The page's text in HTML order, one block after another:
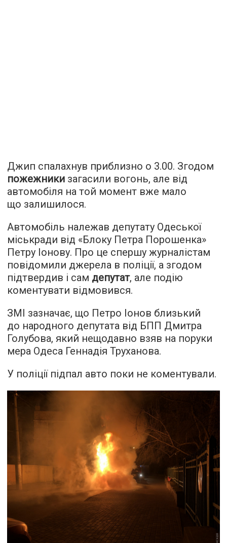
Джип спалахнув приблизно о 3.00. Згодом
пожежники загасили вогонь, але від
автомобіля на той момент вже мало
що залишилося.
Автомобіль належав депутату Одеської
міськради від «Блоку Петра Порошенка»
Петру Іонову. Про це спершу журналістам
повідомили джерела в поліції, а згодом
підтвердив і сам депутат, але подію
коментувати відмовився.
ЗМІ зазначає, що Петро Іонов близький
до народного депутата від БПП Дмитра
Голубова, який нещодавно взяв на поруки
мера Одеса Геннадія Труханова.
У поліції підпал авто поки не коментували.